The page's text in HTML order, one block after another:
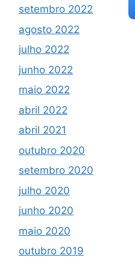
setembro 2022
agosto 2022
julho 2022
junho 2022
maio 2022
abril 2022
abril 2021
outubro 2020
setembro 2020
julho 2020
junho 2020
maio 2020
outubro 2019